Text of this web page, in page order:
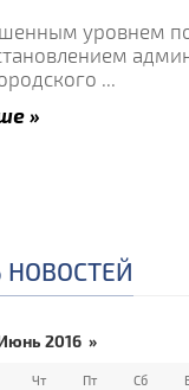
уровнем
...
»
НОВОСТЕЙ
2016 »
Чт Пт Сб